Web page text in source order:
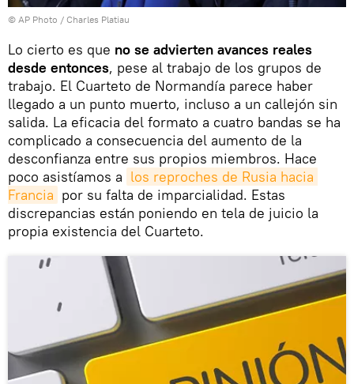
© AP Photo / Charles Platiau
Lo cierto es que no se advierten avances reales
desde entonces, pese al trabajo de los grupos de
trabajo. El Cuarteto de Normandía parece haber
llegado a un punto muerto, incluso a un callejón sin
salida. La eficacia del formato a cuatro bandas se ha
complicado a consecuencia del aumento de la
desconfianza entre sus propios miembros. Hace
poco asistíamos a los reproches de Rusia hacia
Francia por su falta de imparcialidad. Estas
discrepancias están poniendo en tela de juicio la
propia existencia del Cuarteto.